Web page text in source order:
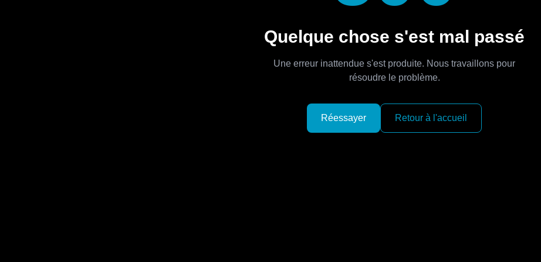
Quelque chose s'est mal passé
Une erreur inattendue s'est produite. Nous travaillons pour
résoudre le problème.
Réessayer Retour à l'accueil